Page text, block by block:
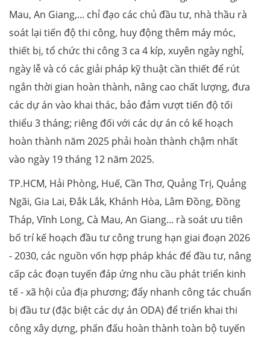
Mau, An Giang,... chỉ đạo các chủ đầu tư, nhà thầu rà
soát lại tiến độ thi công, huy động thêm máy móc,
thiết bị, tổ chức thi công 3 ca 4 kíp, xuyên ngày nghỉ,
ngày lễ và có các giải pháp kỹ thuật cần thiết để rút
ngắn thời gian hoàn thành, nâng cao chất lượng, đưa
các dự án vào khai thác, bảo đảm vượt tiến độ tối
thiểu 3 tháng; riêng đối với các dự án có kế hoạch
hoàn thành năm 2025 phải hoàn thành chậm nhất
vào ngày 19 tháng 12 năm 2025.
TP.HCM, Hải Phòng, Huế, Cần Thơ, Quảng Trị, Quảng
Ngãi, Gia Lai, Đắk Lắk, Khánh Hòa, Lâm Đồng, Đồng
Tháp, Vĩnh Long, Cà Mau, An Giang... rà soát ưu tiên
bố trí kế hoạch đầu tư công trung hạn giai đoạn 2026
- 2030, các nguồn vốn hợp pháp khác để đầu tư, nâng
cấp các đoạn tuyến đáp ứng nhu cầu phát triển kinh
tế - xã hội của địa phương; đẩy nhanh công tác chuẩn
bị đầu tư (đặc biệt các dự án ODA) để triển khai thi
công xây dựng, phấn đấu hoàn thành toàn bộ tuyến